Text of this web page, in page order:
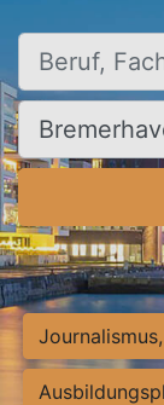
Beruf,
Ort, Stadt